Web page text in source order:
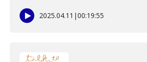
2025.04.11 |00:19:55